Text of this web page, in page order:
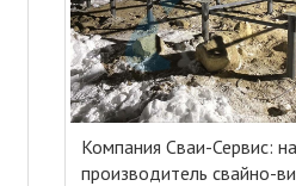
Компания Сваи-Сервис:
производитель свайно-